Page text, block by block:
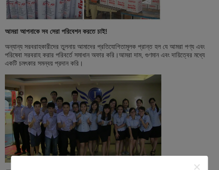
আমরা আপনাকে সব সেরা পরিবেশন করতে চাই!
অন্যান্য সরবরাহকারীদের তুলনায় আমাদের প্রতিযোগিতামূলক প্রান্ত হল যে আমরা পণ্য এবং
পরিষেবা সরবরাহ করার পরিবর্তে সমাধান অফার করি।আমরা দাম, গুণমান এবং দায়িত্বের মধ্যে
একটি চমৎকার সমন্বয় প্রদান করি।